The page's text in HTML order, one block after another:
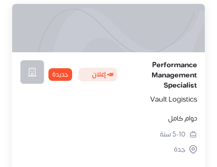
Performance
Management
Specialist
📣 إعلان جديدة
Vault Logistics
دوام كامل
5-10سنة
جدة